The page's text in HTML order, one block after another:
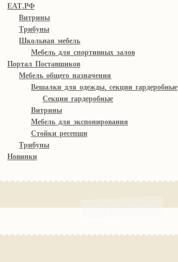
ЕАТ.РФ
Витрины
Трибуны
Школьная мебель
Мебель для спортивных залов
Портал Поставщиков
Мебель общего назначения
Вешалки для одежды, секции гардеробные
Секции гардеробные
Витрины
Мебель для экспонирования
Стойки ресепшн
Трибуны
Новинки